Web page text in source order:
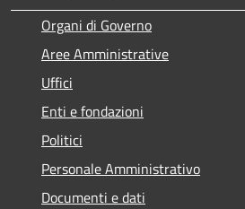
Organi di Governo
Aree Amministrative
Uffici
Enti e fondazioni
Politici
Personale Amministrativo
Documenti e dati